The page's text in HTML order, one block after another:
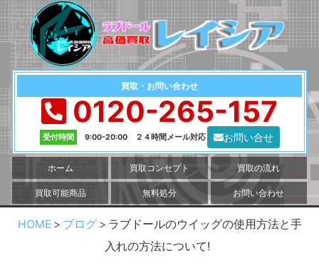
買取・お問い合わせ
0120-265-157
受付時間 9:00-20:00 ２４時間メール対応 お問い合せ
ホーム 買取コンセプト 買取の流れ
買取可能商品 無料処分 お問い合わせ
HOME ブログ
ラブドールのウイッグの使用方法と手
入れの方法について!